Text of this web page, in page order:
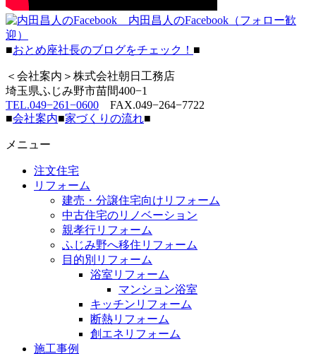
内田昌人のFacebook（フォロー歓
迎）
■おとめ座社長のブログをチェック！ ■
＜会社案内＞株式会社朝日工務店
埼玉県ふじみ野市苗間400−1
TEL.049−261−0600 FAX.049−264−7722
■会社案内■家づくりの流れ■
メニュー
注文住宅
リフォーム
建売・分譲住宅向けリフォーム
中古住宅のリノベーション
親孝行リフォーム
ふじみ野へ移住リフォーム
目的別リフォーム
浴室リフォーム
マンション浴室
キッチンリフォーム
断熱リフォーム
創エネリフォーム
施工事例